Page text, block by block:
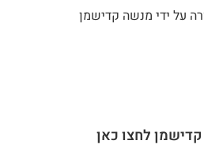
על ידי מנשה קדישמן
לחצו כאן